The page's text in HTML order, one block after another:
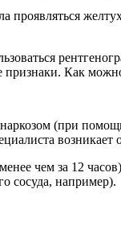
проявляться
Как
(при
чем за 12
сосуда, например).